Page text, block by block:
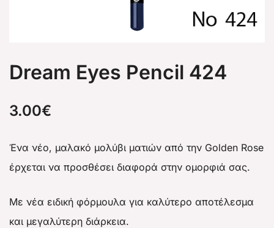
Dream Eyes Pencil 424
3.00€
Ένα νέο, μαλακό μολύβι ματιών από την Golden Rose
έρχεται να προσθέσει διαφορά στην ομορφιά σας.
Με νέα ειδική φόρμουλα για καλύτερο αποτέλεσμα
και μεγαλύτερη διάρκεια.